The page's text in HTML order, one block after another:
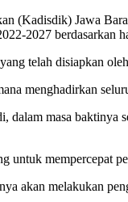
(Kadisdik) Jawa
2027
telah disiapkan
menghadirkan
dalam masa
untuk mempercepat
akan melakukan